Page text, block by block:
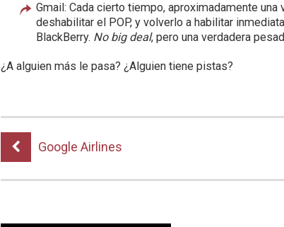
Gmail: Cada cierto tiempo, aproximadamente
deshabilitar el POP, y volverlo a habilitar
BlackBerry. No big deal, pero una verdadera
¿A alguien más le pasa? ¿Alguien tiene pistas?
Google Airlines